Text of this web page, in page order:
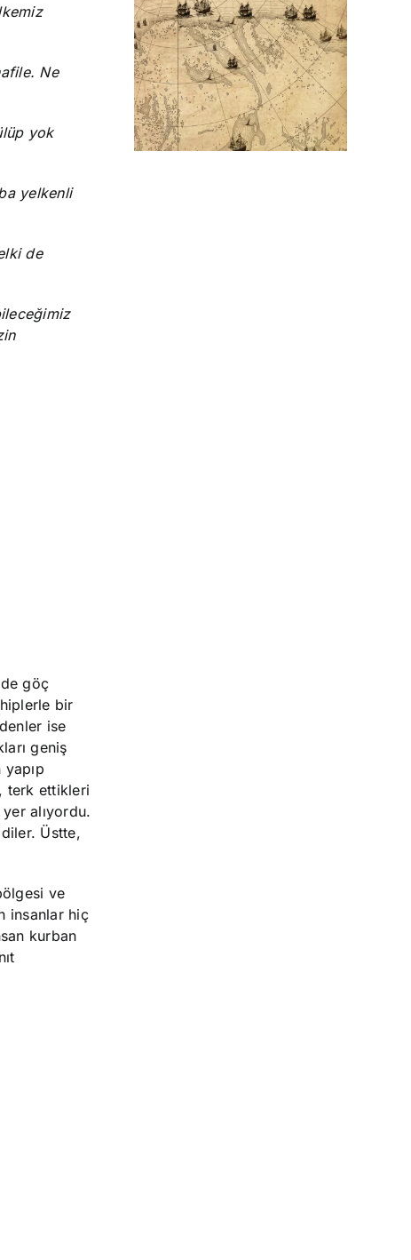
Ne
yok
yelkenli
de
göç
bir
ise
geniş
terk ettikleri
alıyordu.
Üstte,
ve
insanlar hiç
kurban